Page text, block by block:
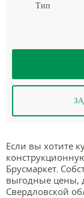
Тип
Если вы хотите
Брусмаркет.
выгодные цены,
Свердловской